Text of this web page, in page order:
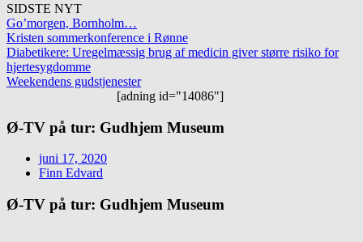
SIDSTE NYT
Go’morgen, Bornholm…
Kristen sommerkonference i Rønne
Diabetikere: Uregelmæssig brug af medicin giver større risiko for
hjertesygdomme
Weekendens gudstjenester
[adning id="14086"]
Ø-TV på tur: Gudhjem Museum
juni 17, 2020
Finn Edvard
Ø-TV på tur: Gudhjem Museum